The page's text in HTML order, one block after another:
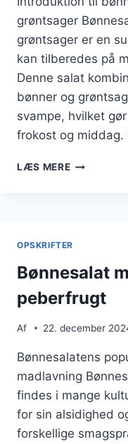
grøntsager
grøntsager er en
kan tilberedes på
Denne salat
bønner og
svampe, hvilket
frokost og middag.
LÆS MERE
OPSKRIFTER
Bønnesalat
peberfrugt
Af 22. december
Bønnesalatens
madlavning
findes i mange
for sin alsidighed
forskellige